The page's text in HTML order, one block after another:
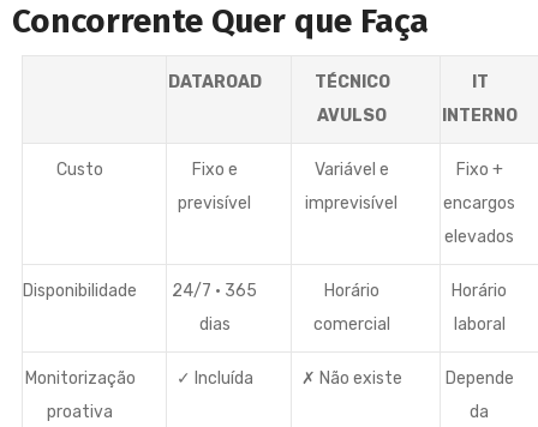
Concorrente Quer que Faça
DATAROAD
TÉCNICO
AVULSO
IT
INTERNO
Custo
Fixo e
previsível
Variável e
imprevisível
Fixo +
encargos
elevados
Disponibilidade
24/7 · 365
dias
Horário
comercial
Horário
laboral
Monitorização
proativa
✓ Incluída ✗ Não existe
Depende
da